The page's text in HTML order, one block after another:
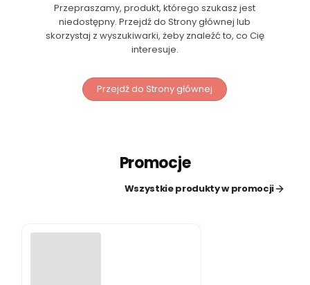
Przepraszamy, produkt, którego szukasz jest
niedostępny. Przejdź do Strony głównej lub
skorzystaj z wyszukiwarki, żeby znaleźć to, co Cię
interesuje.
Przejdź do Strony głównej
Promocje
Wszystkie produkty w promocji